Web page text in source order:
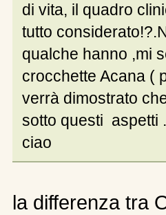
di vita, il quadro
tutto
qualche hanno ,mi
crocchette Acana (
verrà dimostrato
sotto questi aspetti
ciao
la differenza tra